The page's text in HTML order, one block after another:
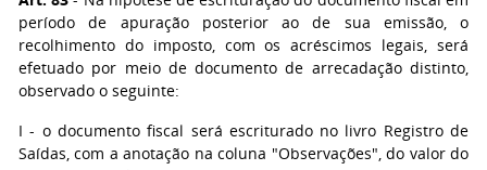
período de apuração posterior ao de sua emissão, o
recolhimento do imposto, com os acréscimos legais, será
efetuado por meio de documento de arrecadação distinto,
observado o seguinte:
I - o documento fiscal será escriturado no livro Registro de
Saídas, com a anotação na coluna "Observações", do valor do